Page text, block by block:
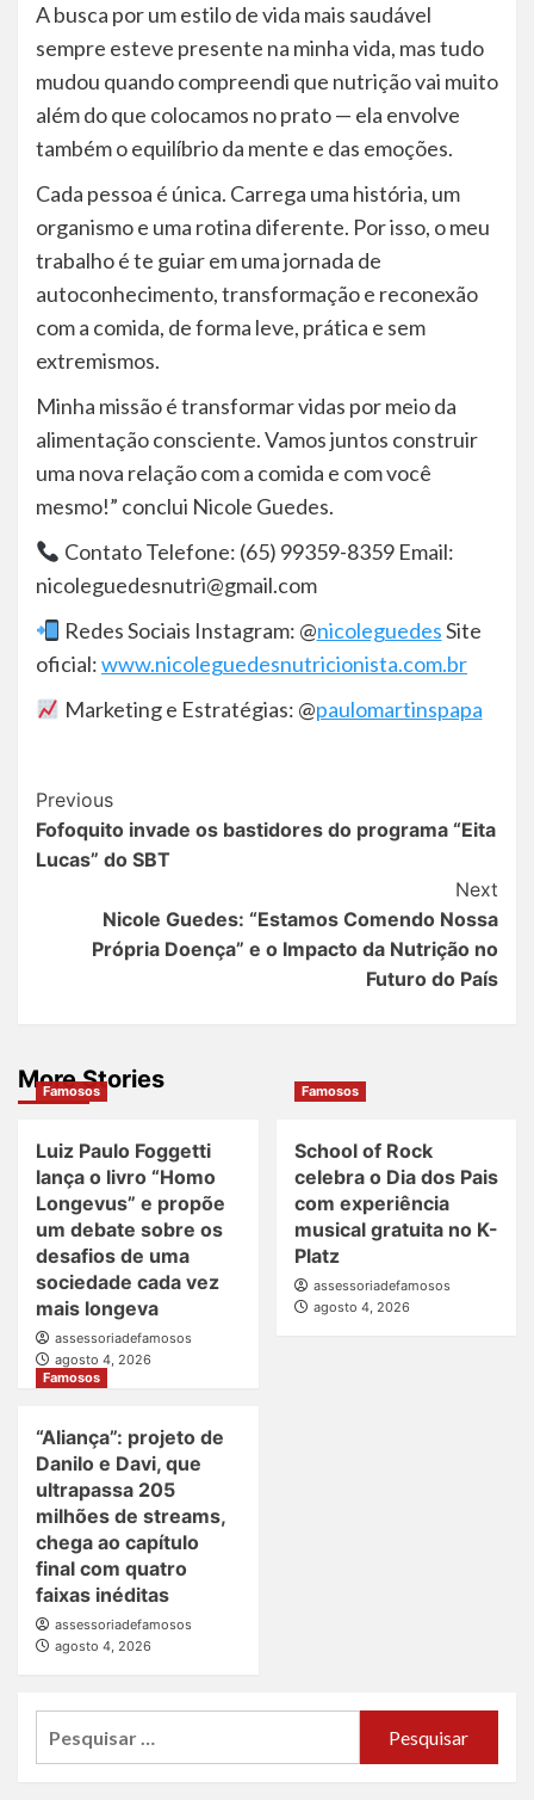
A busca por um estilo de vida mais saudável
sempre esteve presente na minha vida, mas tudo
mudou quando compreendi que nutrição vai muito
além do que colocamos no prato — ela envolve
também o equilíbrio da mente e das emoções.
Cada pessoa é única. Carrega uma história, um
organismo e uma rotina diferente. Por isso, o meu
trabalho é te guiar em uma jornada de
autoconhecimento, transformação e reconexão
com a comida, de forma leve, prática e sem
extremismos.
Minha missão é transformar vidas por meio da
alimentação consciente. Vamos juntos construir
uma nova relação com a comida e com você
mesmo!” conclui Nicole Guedes.
Contato Telefone: (65) 99359-8359 Email:
nicoleguedesnutri@gmail.com
Redes Sociais Instagram: @nicoleguedesSite
oficial:www.nicoleguedesnutricionista.com.br
Marketing e Estratégias: @paulomartinspapa
Post
Navigation
Previous
Fofoquito invade os bastidores do programa “Eita
Lucas” do SBT
Next
Nicole Guedes: “Estamos Comendo Nossa
Própria Doença” e o Impacto da Nutrição no
Futuro do País
More Stories
Famosos
Luiz Paulo Foggetti
lança o livro “Homo
Longevus” e propõe
um debate sobre os
desafios de uma
sociedade cada vez
mais longeva
assessoriadefamosos
agosto 4, 2026
Famosos
School of Rock
celebra o Dia dos Pais
com experiência
musical gratuita no K-
Platz
assessoriadefamosos
agosto 4, 2026
Famosos
“Aliança”: projeto de
Danilo e Davi, que
ultrapassa 205
milhões de streams,
chega ao capítulo
final com quatro
faixas inéditas
assessoriadefamosos
agosto 4, 2026